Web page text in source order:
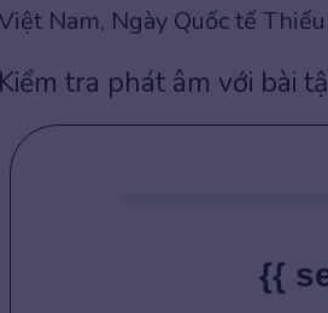
Nam, Ngày Quốc tế
Kiểm tra phát âm với bài
{{